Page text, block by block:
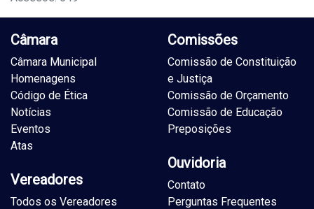
Câmara
Câmara Municipal
Homenagens
Código de Ética
Notícias
Eventos
Atas
Vereadores
Todos os Vereadores
Comissões
Comissão de Constituição
e Justiça
Comissão de Orçamento
Comissão de Educação
Preposições
Ouvidoria
Contato
Perguntas Frequentes